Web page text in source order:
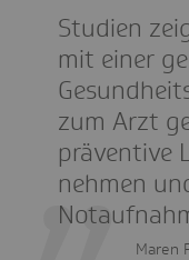
Studien
mit einer
zum Arzt
präventive
nehmen
Maren